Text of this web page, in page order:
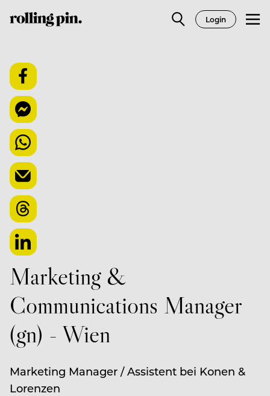
Login
Marketing &
Communications Manager
(gn) - Wien
Marketing Manager / Assistent bei Konen &
Lorenzen